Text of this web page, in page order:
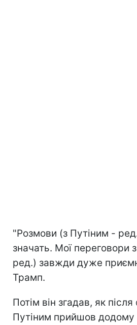
"Розмови (з Путіним -
значать. Мої переговори
ред.) завжди дуже
Трамп.
Потім він згадав, як після
Путіним прийшов додому